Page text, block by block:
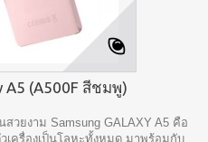
A5 (A500F สีชมพู)
วยงาม Samsung GALAXY A5 คือ
ครื่องเป็นโลหะทั้งหมด มาพร้อมกับ